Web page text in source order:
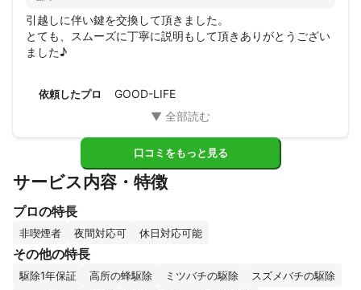
引越しに伴い鍵を交換して頂きました。
とても、スムーズに丁寧に説明もして頂きありがとうござい
ました♪
依頼したプロ GOOD-LIFE
口コミをもっと見る
サービス内容・特徴
プロの特長
非喫煙者 夜間対応可 休日対応可能
その他の特長
駆除1年保証 高所の蜂駆除 ミツバチの駆除
スズメバチの駆除